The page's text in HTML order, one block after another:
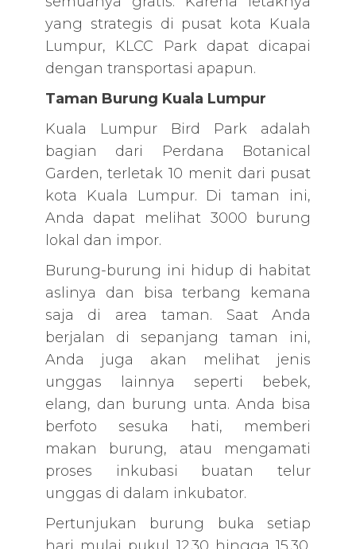
yang strategis di pusat kota Kuala
Lumpur, KLCC Park dapat dicapai
dengan transportasi apapun.
Taman Burung Kuala Lumpur
Kuala Lumpur Bird Park adalah
bagian dari Perdana Botanical
Garden, terletak 10 menit dari pusat
kota Kuala Lumpur. Di taman ini,
Anda dapat melihat 3000 burung
lokal dan impor.
Burung-burung ini hidup di habitat
aslinya dan bisa terbang kemana
saja di area taman. Saat Anda
berjalan di sepanjang taman ini,
Anda juga akan melihat jenis
unggas lainnya seperti bebek,
elang, dan burung unta. Anda bisa
berfoto sesuka hati, memberi
makan burung, atau mengamati
proses inkubasi buatan telur
unggas di dalam inkubator.
Pertunjukan burung buka setiap